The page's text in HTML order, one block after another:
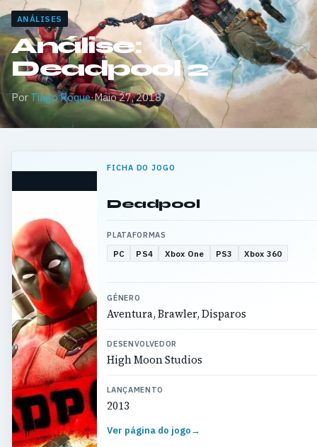
ANÁLISES
Análise:
Deadpool 2
Por Tiago Roque·Maio 27, 2018
FICHA DO JOGO
Deadpool
PLATAFORMAS
PC PS4 Xbox One PS3 Xbox 360
GÉNERO
Aventura, Brawler, Disparos
DESENVOLVEDOR
High Moon Studios
LANÇAMENTO
2013
Ver página do jogo→